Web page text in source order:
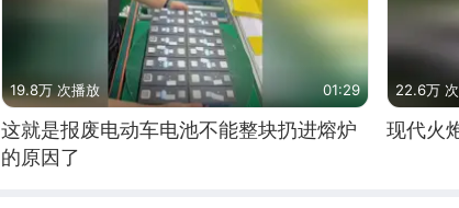
19.8万 次播放 01:29
这就是报废电动车电池不能整块扔进熔炉
的原因了
22.6万
现代火